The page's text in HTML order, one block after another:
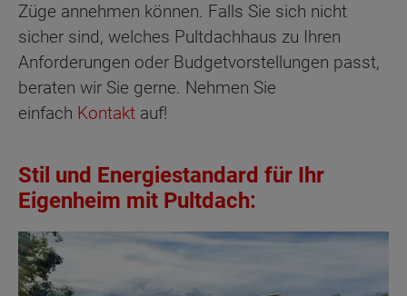
Züge annehmen können. Falls Sie sich nicht
sicher sind, welches Pultdachhaus zu Ihren
Anforderungen oder Budgetvorstellungen passt,
beraten wir Sie gerne. Nehmen Sie
einfach Kontakt auf!
Stil und Energiestandard für Ihr
Eigenheim mit Pultdach: